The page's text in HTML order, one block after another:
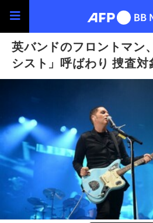
英バンドのフロントマン
シスト」呼ばわり 捜査対